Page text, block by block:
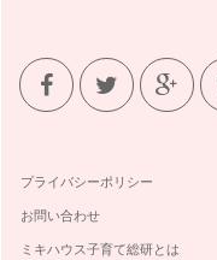
たが、もう一つ忘れて
発音の大切さ：お家で
赤ちゃんとママと英語
「学校の英語の成績は
たらちっとも通じない
プライバシーポリシー
お問い合わせ
ミキハウス子育て総研とは